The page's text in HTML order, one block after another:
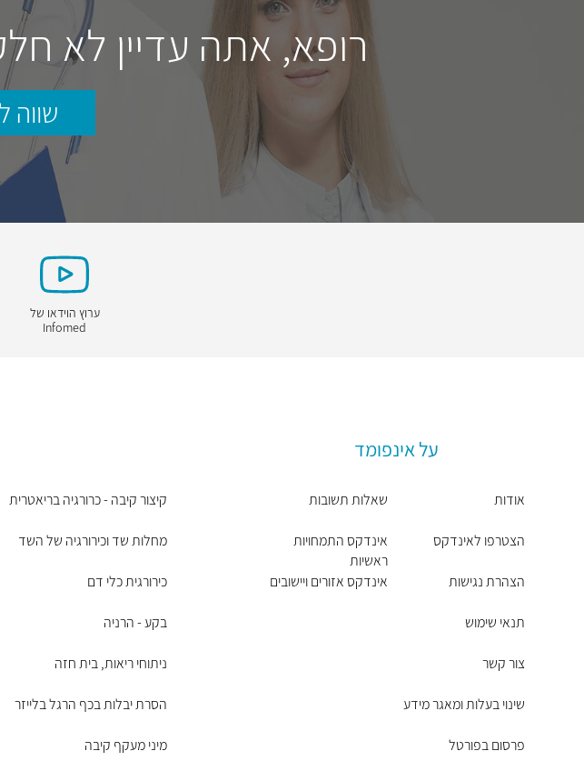
רופא, אתה עדיין לא
שווה
ערוץ הוידאו של
Infomed
על אינפומד
אודות
הצטרפו לאינדקס
הצהרת נגישות
תנאי שימוש
צור קשר
שינוי בעלות ומאגר מידע
פרסום בפורטל
שאלות תשובות
אינדקס התמחויות
ראשיות
אינדקס אזורים ויישובים
קיצור קיבה - כרורגיה בריאטרית
מחלות שד וכירורגיה של השד
כירורגית כלי דם
בקע - הרניה
ניתוחי ריאות, בית חזה
הסרת יבלות בכף הרגל בלייזר
מיני מעקף קיבה